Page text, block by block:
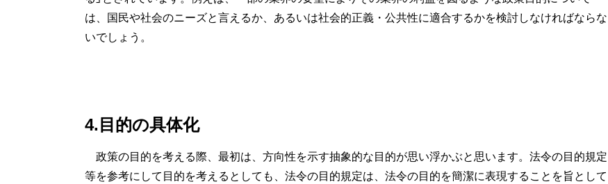
は、国民や社会のニーズと言えるか、あるいは社会的正義・公共性に適合するかを検討しなければならな
いでしょう。
4.目的の具体化
政策の目的を考える際、最初は、方向性を示す抽象的な目的が思い浮かぶと思います。法令の目的規定
等を参考にして目的を考えるとしても、法令の目的規定は、法令の目的を簡潔に表現することを旨として